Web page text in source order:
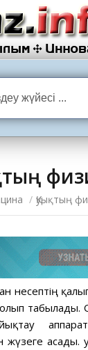
/ Қуықтың
несептің
табылады.
асады.